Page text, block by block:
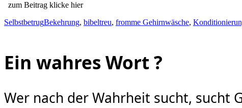
zum Beitrag klicke hier
Kategorien
SelbstbetrugSchlagworte
Bekehrung, bibeltreu, fromme Gehirnwäsche,
Ein wahres Wort ?
Wer nach der Wahrheit sucht, sucht